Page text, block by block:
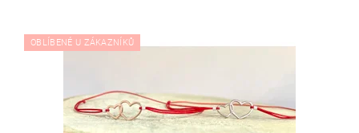
OBLÍBENÉ U ZÁKAZNÍKŮ